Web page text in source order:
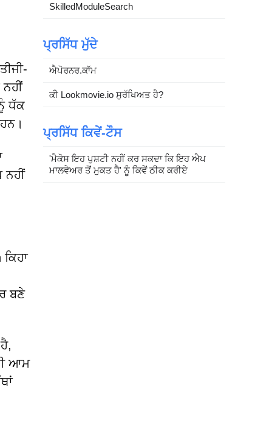
ਧੱਕ
ਨਹੀਂ
ਬਣੇ
ਆਮ
SkilledModuleSearch
ਪ੍ਰਸਿੱਧ ਮੁੱਦੇ
ਐਪੋਰਨਰ.ਕਾੱਮ
ਕੀ Lookmovie.io ਸੁਰੱਖਿਅਤ ਹੈ?
ਪ੍ਰਸਿੱਧ ਕਿਵੇਂ-ਟੌਸ
'ਮੈਕੋਸ ਇਹ ਪੁਸ਼ਟੀ ਨਹੀਂ ਕਰ ਸਕਦਾ ਕਿ ਇਹ ਐਪ
ਮਾਲਵੇਅਰ ਤੋਂ ਮੁਕਤ ਹੈ' ਨੂੰ ਕਿਵੇਂ ਠੀਕ ਕਰੀਏ